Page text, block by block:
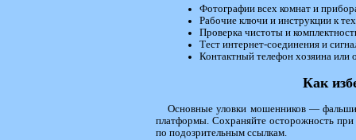
Фотографии всех комнат и
Рабочие ключи и инструкции к
Проверка чистоты и
Тест интернет-соединения и
Контактный телефон хозяина или
Как
Основные уловки мошенников —
платформы. Сохраняйте осторожность
по подозрительным ссылкам.